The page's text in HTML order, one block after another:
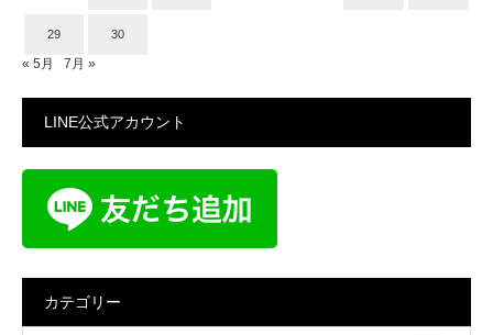
29 30
« 5月 7月 »
LINE公式アカウント
カテゴリー